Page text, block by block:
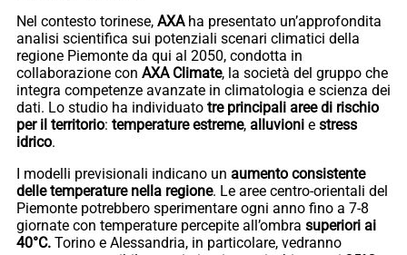
Nel contesto torinese, AXAha presentato un’approfondita
analisi scientifica sui potenziali scenari climatici della
regione Piemonte da qui al 2050, condotta in
collaborazione con AXA Climate, la società del gruppo che
integra competenze avanzate in climatologia e scienza dei
dati. Lo studio ha individuato tre principali aree di rischio
per il territorio: temperature estreme, alluvioni e stress
idrico.
I modelli previsionali indicano un aumento consistente
delle temperature nella regione. Le aree centro-orientali del
Piemonte potrebbero sperimentare ogni anno fino a 7-8
giornate con temperature percepite all’ombra superiori ai
40°C. Torino e Alessandria, in particolare, vedranno